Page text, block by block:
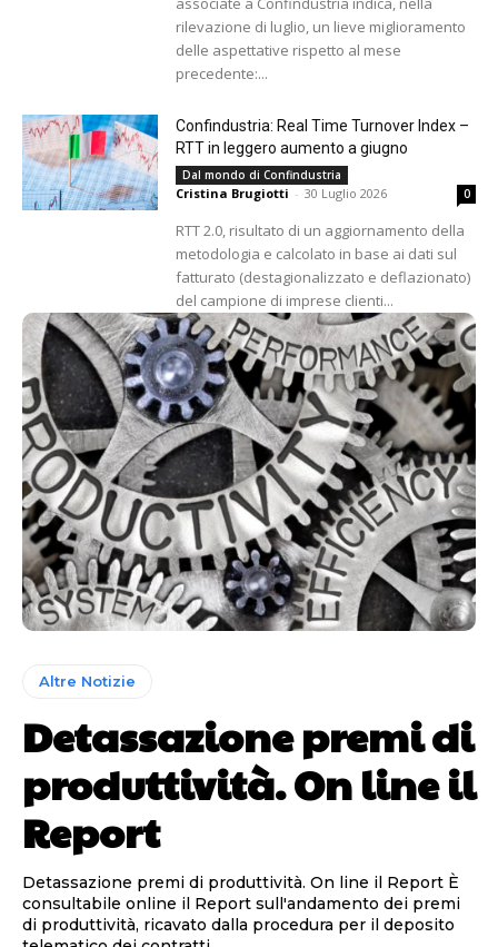
rilevazione di luglio, un lieve miglioramento
delle aspettative rispetto al mese
precedente:...
Confindustria: Real Time Turnover Index –
RTT in leggero aumento a giugno
Dal mondo di Confindustria
Cristina Brugiotti - 30 Luglio 2026 0
RTT 2.0, risultato di un aggiornamento della
metodologia e calcolato in base ai dati sul
fatturato (destagionalizzato e deflazionato)
del campione di imprese clienti...
Altre Notizie
Detassazione premi di
produttività. On line il
Report
Detassazione premi di produttività. On line il Report È
consultabile online il Report sull'andamento dei premi
di produttività, ricavato dalla procedura per il deposito